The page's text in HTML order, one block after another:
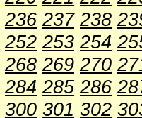
236 237 238
252 253 254
268 269 270
284 285 286
300 301 302